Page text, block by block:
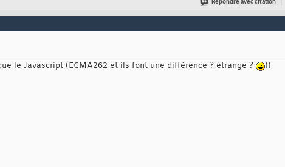
Répondre avec citation
le Javascript (ECMA262 et ils font une différence ? étrange ?
))